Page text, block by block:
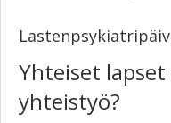
Yhteiset
yhteistyö?